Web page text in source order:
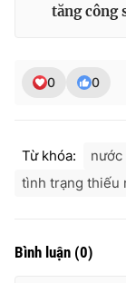
tăng công
0 0
Từ khóa: nước
tình trạng thiếu
Bình luận (0)